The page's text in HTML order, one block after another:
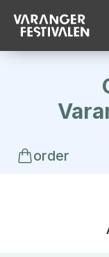
order